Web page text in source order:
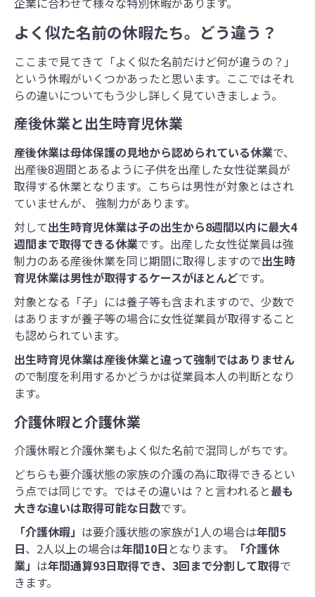
よく似た名前の休暇たち。どう違う？
ここまで見てきて「よく似た名前だけど何が違うの？」
という休暇がいくつかあったと思います。ここではそれ
らの違いについてもう少し詳しく見ていきましょう。
産後休業と出生時育児休業
産後休業は母体保護の見地から認められている休業で、
出産後8週間とあるように子供を出産した女性従業員が
取得する休業となります。こちらは男性が対象とはされ
ていませんが、 強制力があります。
対して出生時育児休業は子の出生から8週間以内に最大4
週間まで取得できる休業です。出産した女性従業員は強
制力のある産後休業を同じ期間に取得しますので出生時
育児休業は男性が取得するケースがほとんどです。
対象となる「子」には養子等も含まれますので、少数で
はありますが養子等の場合に女性従業員が取得すること
も認められています。
出生時育児休業は産後休業と違って強制ではありません
ので制度を利用するかどうかは従業員本人の判断となり
ます。
介護休暇と介護休業
介護休暇と介護休業もよく似た名前で混同しがちです。
どちらも要介護状態の家族の介護の為に取得できるとい
う点では同じです。ではその違いは？と言われると最も
大きな違いは取得可能な日数です。
「介護休暇」 は要介護状態の家族が1人の場合は年間5
日、2人以上の場合は年間10日 となります。
「介護休
業」 は年間通算93日取得でき、3回まで分割して取得で
きます。